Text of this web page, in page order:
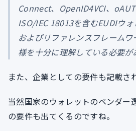
Connect、OpenID4VCI、
ISO/IEC 18013を含むEUDIウ
およびリファレンスフレーム
様を十分に理解している必要が
また、企業としての要件も記載さ
当然国家のウォレットのベンダー
の要件も出てくるのですね。